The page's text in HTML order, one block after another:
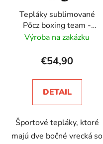
Tepláky sublimované
Pőcz boxing team -
detské
Výroba na zakázku
€54,90
DETAIL
Športové tepláky, ktoré
majú dve bočné vrecká so